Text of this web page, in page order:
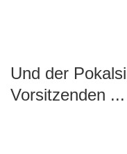
Und der
Vorsitzenden ...